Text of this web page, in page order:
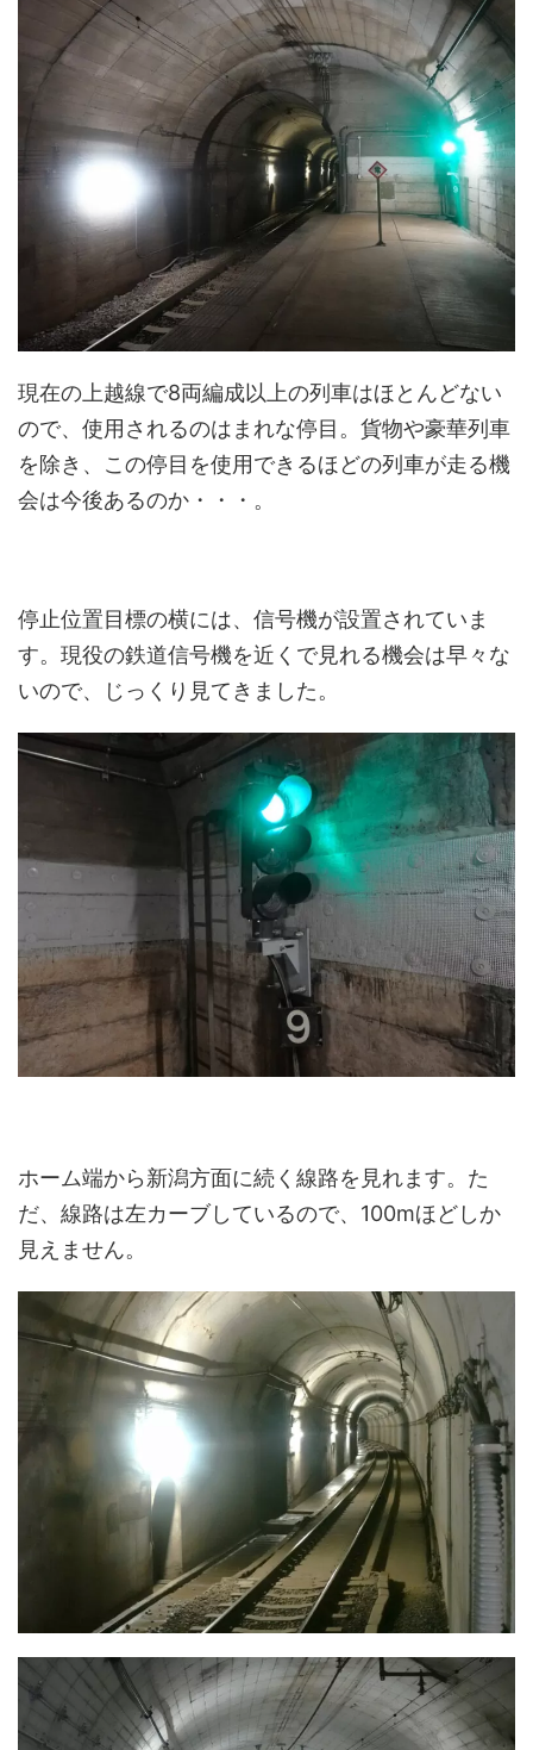
現在の上越線で8両編成以上の列車はほとんどない
ので、使用されるのはまれな停目。貨物や豪華列車
を除き、この停目を使用できるほどの列車が走る機
会は今後あるのか・・・。
停止位置目標の横には、信号機が設置されていま
す。現役の鉄道信号機を近くで見れる機会は早々な
いので、じっくり見てきました。
ホーム端から新潟方面に続く線路を見れます。た
だ、線路は左カーブしているので、100mほどしか
見えません。